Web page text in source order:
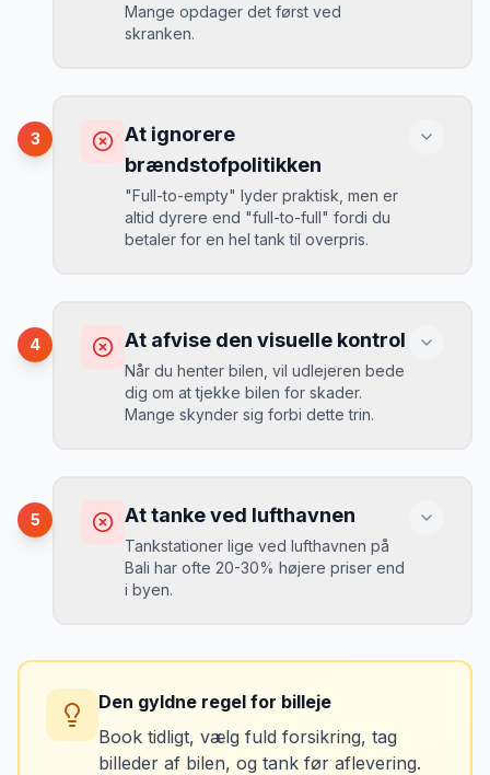
Løsning
MJ
Mikkels erfaring
“I august 2024 så jeg priserne på Bali
stige fra 189 kr/dag til 349 kr/dag på
bare 2 uger. Book tidligt! ”
Mange opdager det først ved
skranken.
Ved selv en mindre skade kan du blive
opkrævet tusindvis af kroner.
Løsning
Book altid med fuld kaskoforsikring uden
MJ
Mikkels erfaring September 2023
“ En lille bule i døren kostede mig 8.000
kr. i selvrisiko. Siden har jeg altid
3
At ignorere
brændstofpolitikken
"Full-to-empty" lyder praktisk, men er
altid dyrere end "full-to-full" fordi du
betaler for en hel tank til overpris.
Du betaler 20-30% mere for brændstof,
da udlejeren tager høje benzinpriser.
Løsning
4 At afvise den visuelle kontrol
Når du henter bilen, vil udlejeren bede
dig om at tjekke bilen for skader.
Mange skynder sig forbi dette trin.
Du kan blive opkrævet for skader, der
var der før du fik bilen.
Løsning
brændstofmåleren.
Mikkels erfaring Oktober 2024
5 At tanke ved lufthavnen
Tankstationer lige ved lufthavnen på
Bali har ofte 20-30% højere priser end
i byen.
sidste tankning.
Den gyldne regel for billeje
Book tidligt, vælg fuld forsikring, tag
billeder af bilen, og tank før aflevering.